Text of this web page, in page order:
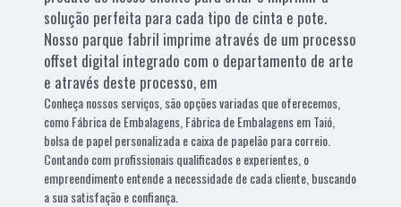
solução perfeita para cada tipo de cinta e pote.
Nosso parque fabril imprime através de um processo
offset digital integrado com o departamento de arte
e através deste processo, em
Conheça nossos serviços, são opções variadas que oferecemos,
como Fábrica de Embalagens, Fábrica de Embalagens em Taió,
bolsa de papel personalizada e caixa de papelão para correio.
Contando com profissionais qualificados e experientes, o
empreendimento entende a necessidade de cada cliente, buscando
a sua satisfação e confiança.